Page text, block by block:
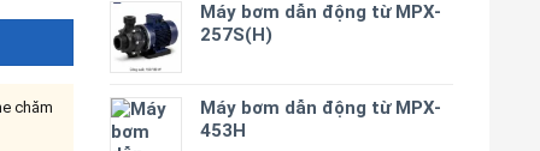
Máy bơm dẫn động từ MPX-
257S(H)
Máy bơm dẫn động từ MPX-
453H
chăm